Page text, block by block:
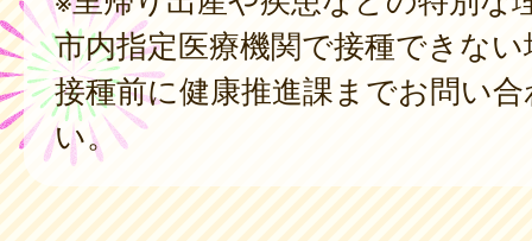
市内指定医療機関で接種できな
接種前に健康推進課までお問い
い。